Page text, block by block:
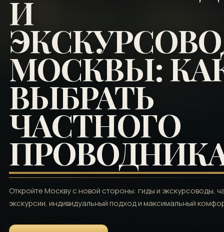
И
МОСКВЫ:
ВЫБРАТЬ
ЧАСТНОГО
Откройте Москву с новой стороны: гиды и экскурсоводы,
экскурсии, индивидуальный подход и максимальный